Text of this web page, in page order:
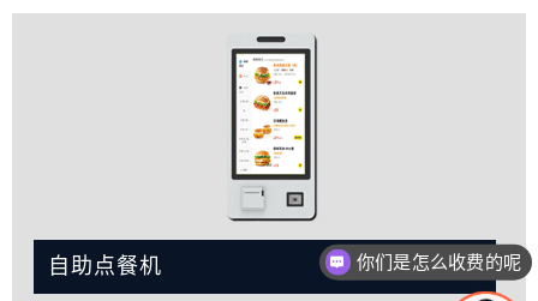
自助点餐机 你们是怎么收费的呢